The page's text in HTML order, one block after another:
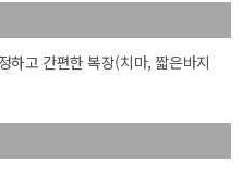
고 간편한 복장(치마, 짧은바지